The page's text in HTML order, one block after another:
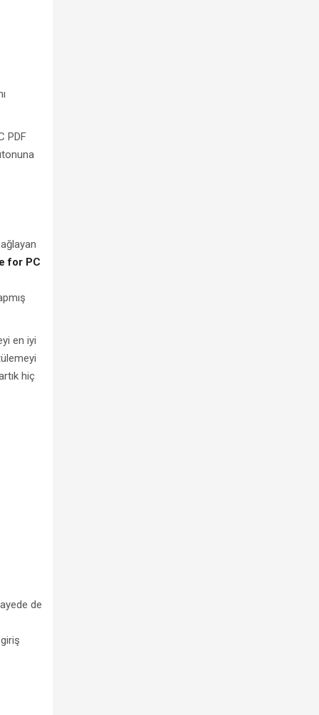
PDF
for PC
en iyi
hiç
de